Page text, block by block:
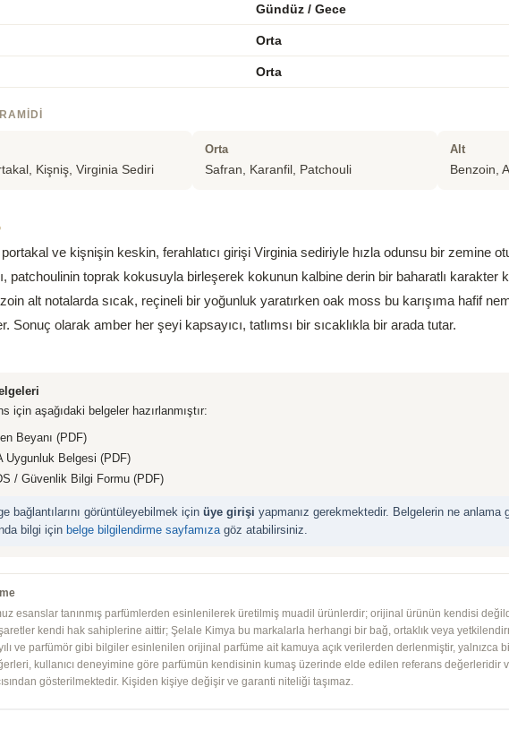
Gündüz / Gece
Orta
Orta
Kişniş, Virginia Sediri
Orta
Safran, Karanfil, Patchouli
Alt
Benzoin,
portakal ve kişnişin keskin, ferahlatıcı girişi Virginia sediriyle hızla odunsu bir zemine
patchoulinin toprak kokusuyla birleşerek kokunun kalbine derin bir baharatlı karakter
alt notalarda sıcak, reçineli bir yoğunluk yaratırken oak moss bu karışıma hafif
Sonuç olarak amber her şeyi kapsayıcı, tatlımsı bir sıcaklıkla bir arada tutar.
için aşağıdaki belgeler hazırlanmıştır:
Beyanı (PDF)
Uygunluk Belgesi (PDF)
/ Güvenlik Bilgi Formu (PDF)
bağlantılarını görüntüleyebilmek için üye girişi yapmanız gerekmektedir. Belgelerin ne anlama
bilgi için belge bilgilendirme sayfamıza göz atabilirsiniz.
esanslar tanınmış parfümlerden esinlenilerek üretilmiş muadil ürünlerdir; orijinal ürünün kendisi
kendi hak sahiplerine aittir; Şelale Kimya bu markalarla herhangi bir bağ, ortaklık veya
yılı ve parfümör gibi bilgiler esinlenilen orijinal parfüme ait kamuya açık verilerden derlenmiştir, yalnızca
kullanıcı deneyimine göre parfümün kendisinin kumaş üzerinde elde edilen referans değerleridir
gösterilmektedir. Kişiden kişiye değişir ve garanti niteliği taşımaz.